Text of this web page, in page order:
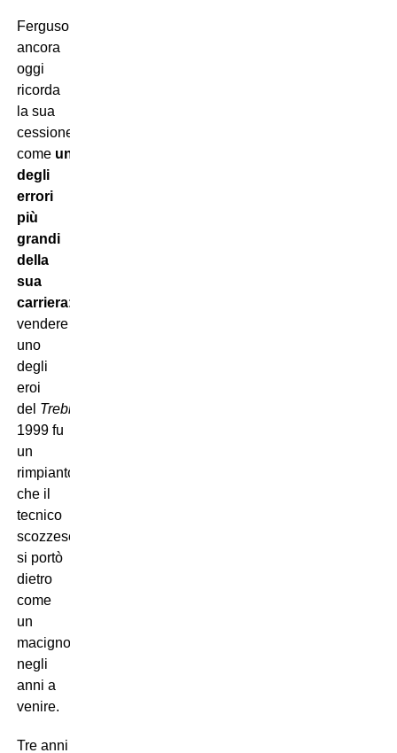
Ferguson
ancora
oggi
ricorda
la sua
cessione
comeuno
degli
errori
più
grandi
della
sua
carriera:
vendere
uno
degli
eroi
del Treble
1999 fu
un
rimpianto
che il
tecnico
scozzese
si portò
dietro
come
un
macigno
negli
anni a
venire.
Tre anni